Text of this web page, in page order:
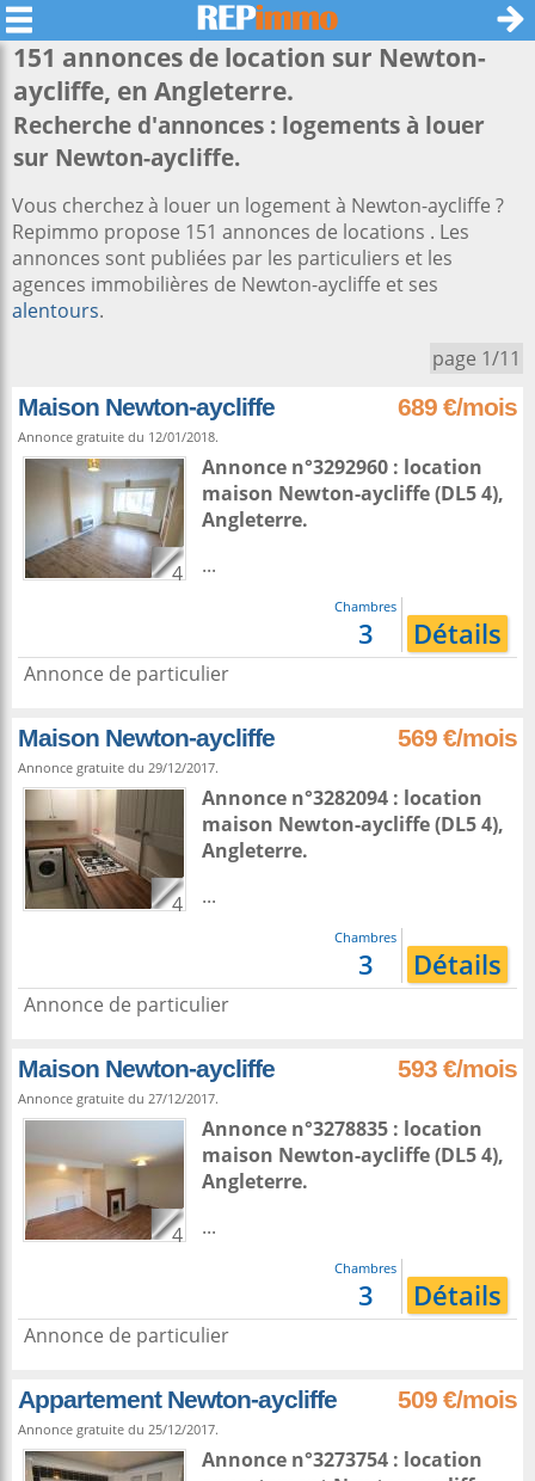
151 annonces de location sur Newton-
aycliffe, en Angleterre.
Recherche d'annonces : logements à louer
sur Newton-aycliffe.
Vous cherchez à louer un logement à Newton-aycliffe ?
Repimmo propose 151 annonces de locations . Les
annonces sont publiées par les particuliers et les
agences immobilières de Newton-aycliffe et ses
alentours.
page 1/11
Maison Newton-aycliffe 689 €/mois
Annonce gratuite du 12/01/2018.
4
Annonce n°3292960 : location
maison Newton-aycliffe(DL5 4),
Angleterre.
...
Chambres
3 Détails
Annonce de particulier
Maison Newton-aycliffe 569 €/mois
Annonce gratuite du 29/12/2017.
4
Annonce n°3282094 : location
maison Newton-aycliffe(DL5 4),
Angleterre.
...
Chambres
3 Détails
Annonce de particulier
Maison Newton-aycliffe 593 €/mois
Annonce gratuite du 27/12/2017.
4
Annonce n°3278835 : location
maison Newton-aycliffe(DL5 4),
Angleterre.
...
Chambres
3 Détails
Annonce de particulier
Appartement Newton-aycliffe 509 €/mois
Annonce gratuite du 25/12/2017.
Annonce n°3273754 : location